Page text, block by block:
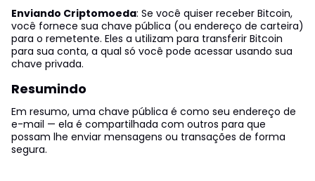
Enviando Criptomoeda: Se você quiser receber Bitcoin,
você fornece sua chave pública (ou endereço de carteira)
para o remetente. Eles a utilizam para transferir Bitcoin
para sua conta, a qual só você pode acessar usando sua
chave privada.
Resumindo
Em resumo, uma chave pública é como seu endereço de
e-mail — ela é compartilhada com outros para que
possam lhe enviar mensagens ou transações de forma
segura.